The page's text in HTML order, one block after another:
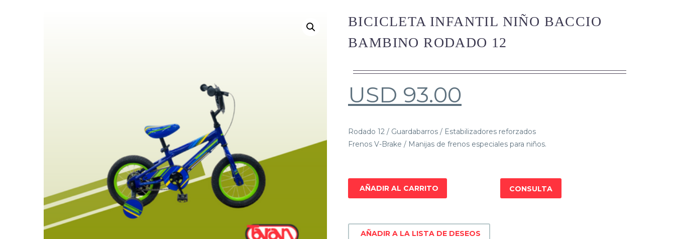
BICICLETA INFANTIL NIÑO BACCIO
BAMBINO RODADO 12
USD 93.00
Rodado 12 / Guardabarros / Estabilizadores reforzados
Frenos V-Brake / Manijas de frenos especiales para niños.
AÑADIR AL CARRITO
AÑADIR A LA LISTA DE DESEOS
CONSULTA